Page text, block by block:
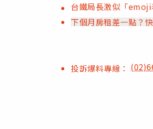
台鐵局長激似「
下個月房租差一點？
投訴爆料專線：